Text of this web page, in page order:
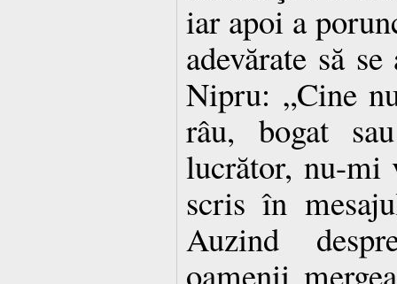
iar apoi a
adevărate să
Nipru: „Cine
râu, bogat
lucrător, nu-mi
scris în
Auzind
oamenii